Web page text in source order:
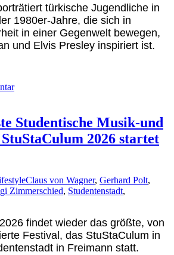
türkische Jugendliche in
1980er-Jahre, die sich in
in einer Gegenwelt bewegen,
und Elvis Presley inspiriert ist.
Studentische Musik-und
2026 startet
Claus von Wagner, Gerhard Polt,
Zimmerschied, Studentenstadt,
findet wieder das größte, von
Festival, das StuStaCulum in
in Freimann statt.